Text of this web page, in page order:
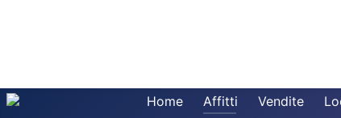
Home Affitti Vendite